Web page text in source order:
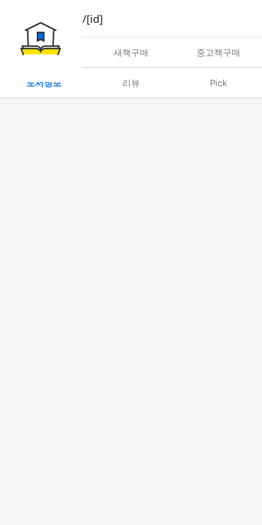
book/rent/[id]
대여 새책구매 중고책구매
도서정보 리뷰 Pick